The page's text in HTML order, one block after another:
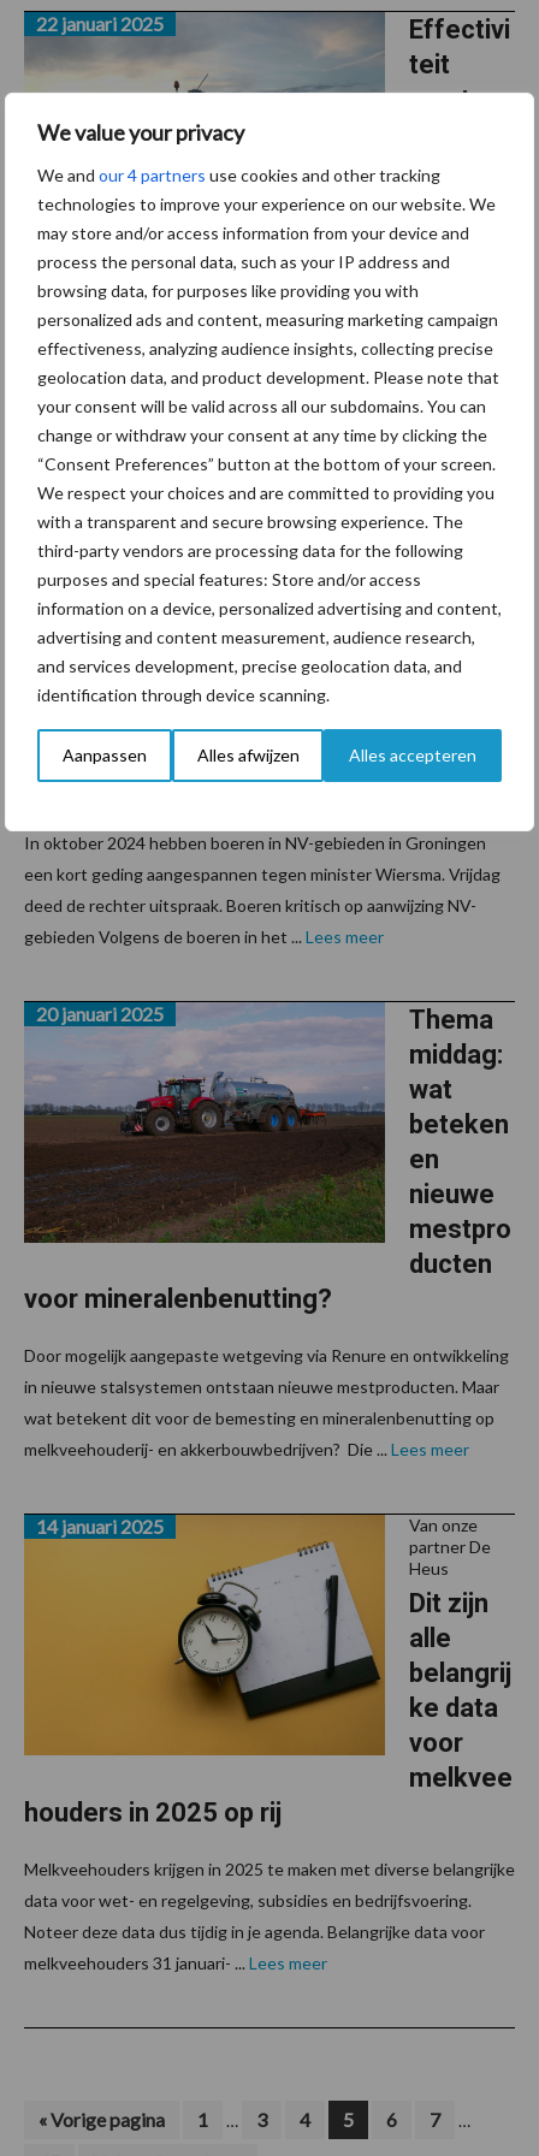
We value your privacy
We and our 4 partners use cookies and other tracking
technologies to improve your experience on our website. We
may store and/or access information from your device and
process the personal data, such as your IP address and
browsing data, for purposes like providing you with
personalized ads and content, measuring marketing campaign
effectiveness, analyzing audience insights, collecting precise
geolocation data, and product development. Please note that
your consent will be valid across all our subdomains. You can
change or withdraw your consent at any time by clicking the
“Consent Preferences” button at the bottom of your screen.
We respect your choices and are committed to providing you
with a transparent and secure browsing experience. The
third-party vendors are processing data for the following
purposes and special features: Store and/or access
information on a device, personalized advertising and content,
advertising and content measurement, audience research,
and services development, precise geolocation data, and
identification through device scanning.
Aanpassen Alles afwijzen Alles accepteren
Effectivi
teit
maatreg
afspoeli
ng te
vermind
eren
verschilt per seizoen
22 januari 2025
landbouwpercelen verschilt sterk per grondsoort. En de
effectiviteit van maatregelen tegen perceelsafspoeling verschilt
bij verschillende weersomstandigheden. Hoewel ...Lees meer
Uitspraa
k kort
geding
NV-
gebiede
afgewez
en
21 januari 2025
In oktober 2024 hebben boeren in NV-gebieden in Groningen
een kort geding aangespannen tegen minister Wiersma. Vrijdag
deed de rechter uitspraak. Boeren kritisch op aanwijzing NV-
gebieden Volgens de boeren in het ... Lees meer
Thema
middag:
wat
beteken
en
nieuwe
mestpro
ducten
voor mineralenbenutting?
20 januari 2025
Door mogelijk aangepaste wetgeving via Renure en ontwikkeling
in nieuwe stalsystemen ontstaan nieuwe mestproducten. Maar
wat betekent dit voor de bemesting en mineralenbenutting op
melkveehouderij- en akkerbouwbedrijven? Die ... Lees meer
Van onze
partner De
Heus
Dit zijn
alle
belangrij
ke data
voor
melkvee
houders in 2025 op rij
14 januari 2025
Melkveehouders krijgen in 2025 te maken met diverse belangrijke
data voor wet- en regelgeving, subsidies en bedrijfsvoering.
Noteer deze data dus tijdig in je agenda. Belangrijke data voor
melkveehouders 31 januari- ... Lees meer
«Ga
Vorige pagina Pagina
1
Interim
… Pagina
3 Pagina
4 Pagina
5 Pagina
6 Pagina
7 …